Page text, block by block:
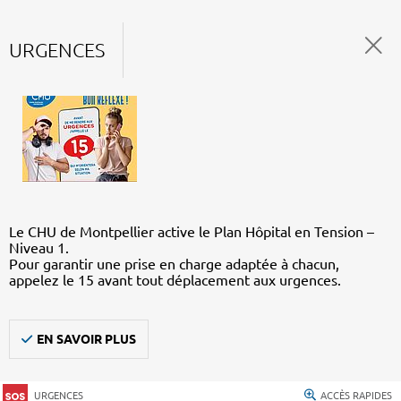
URGENCES
Le CHU de Montpellier active le Plan Hôpital en Tension –
Niveau 1.
Pour garantir une prise en charge adaptée à chacun,
appelez le 15 avant tout déplacement aux urgences.
EN SAVOIR PLUS
URGENCES ACCÈS RAPIDES